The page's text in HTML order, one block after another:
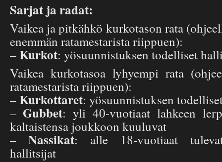
Sarjat ja radat:
Vaikea ja pitkähkö kurkotason rata
enemmän ratamestarista riippuen):
–Kurkot: yösuunnistuksen todelliset
Vaikea kurkotasoa lyhyempi rata
ratamestarista riippuen):
–Kurkottaret: yösuunnistuksen
– Gubbet: yli 40-vuotiaat lahkeen
kaltaistensa joukkoon kuuluvat
–Nassikat: alle 18-vuotiaat
hallitsijat